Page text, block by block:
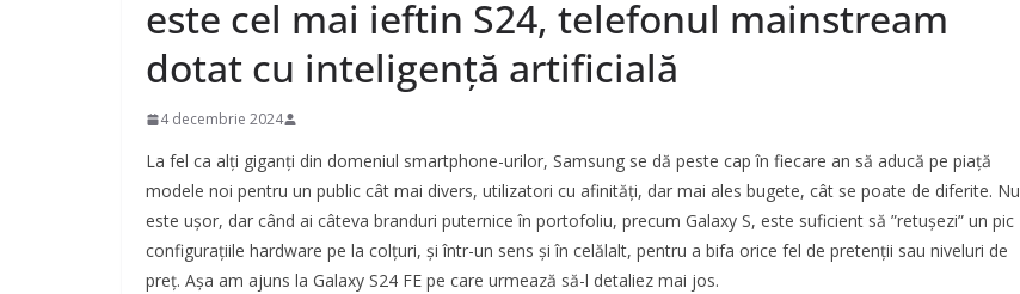
este cel mai ieftin S24, telefonul mainstream
dotat cu inteligență artificială
4 decembrie 2024
La fel ca alți giganți din domeniul smartphone-urilor, Samsung se dă peste cap în fiecare an să aducă pe piață
modele noi pentru un public cât mai divers, utilizatori cu afinități, dar mai ales bugete, cât se poate de diferite. Nu
este ușor, dar când ai câteva branduri puternice în portofoliu, precum Galaxy S, este suficient să ”retușezi” un pic
configurațiile hardware pe la colțuri, și într-un sens și în celălalt, pentru a bifa orice fel de pretenții sau niveluri de
preț. Așa am ajuns la Galaxy S24 FE pe care urmează să-l detaliez mai jos.